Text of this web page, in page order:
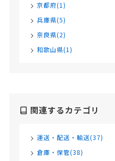
京都府(1)
兵庫県(5)
奈良県(2)
和歌山県(1)
関連するカテゴリ
運送・配送・輸送(37)
倉庫・保管(38)